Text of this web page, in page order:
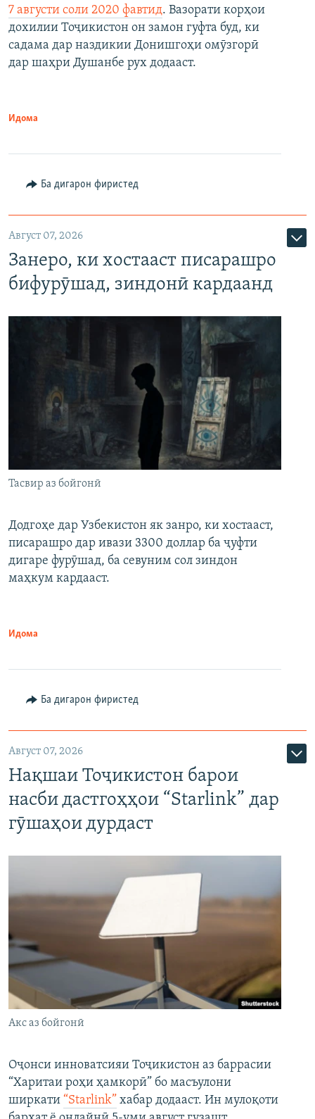
7 августи соли 2020 фавтид. Вазорати корҳои
дохилии Тоҷикистон он замон гуфта буд, ки
садама дар наздикии Донишгоҳи омӯзгорӣ
дар шаҳри Душанбе рух додааст.
Идома
Ба дигарон фиристед
Август 07, 2026
Занеро, ки хостааст писарашро
бифурӯшад, зиндонӣ кардаанд
Тасвир аз бойгонӣ
Додгоҳе дар Узбекистон як занро, ки хостааст,
писарашро дар ивази 3300 доллар ба ҷуфти
дигаре фурӯшад, ба севуним сол зиндон
маҳкум кардааст.
Идома
Ба дигарон фиристед
Август 07, 2026
Нақшаи Тоҷикистон барои
насби дастгоҳҳои “Starlink” дар
гӯшаҳои дурдаст
Акс аз бойгонӣ
Оҷонси инноватсияи Тоҷикистон аз баррасии
“Харитаи роҳи ҳамкорӣ” бо масъулони
ширкати “Starlink” хабар додааст. Ин мулоқоти